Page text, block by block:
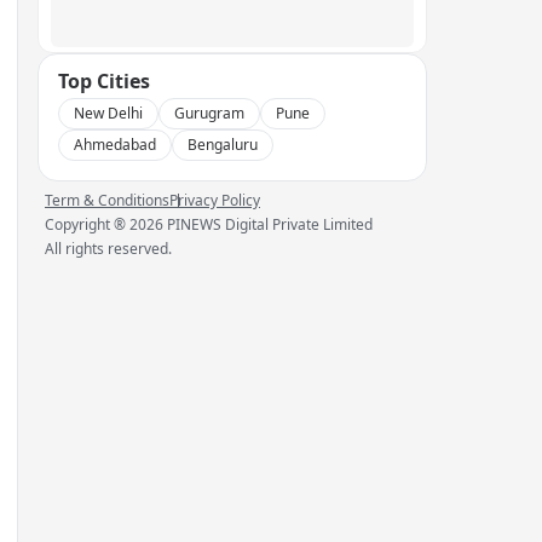
Top Cities
New Delhi Gurugram
Pune
Ahmedabad
Bengaluru
Term & ConditionsPrivacy Policy
Copyright ®2026 PINEWS Digital Private Limited
All rights reserved.